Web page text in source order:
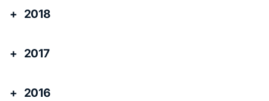
2018
2017
2016